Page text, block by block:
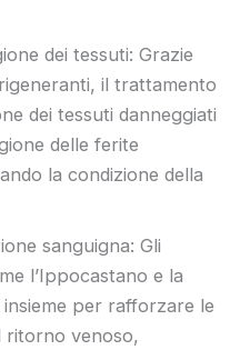
dei tessuti: Grazie
il trattamento
dei tessuti danneggiati
delle ferite
la condizione della
sanguigna: Gli
l’Ippocastano e la
per rafforzare le
ritorno venoso,